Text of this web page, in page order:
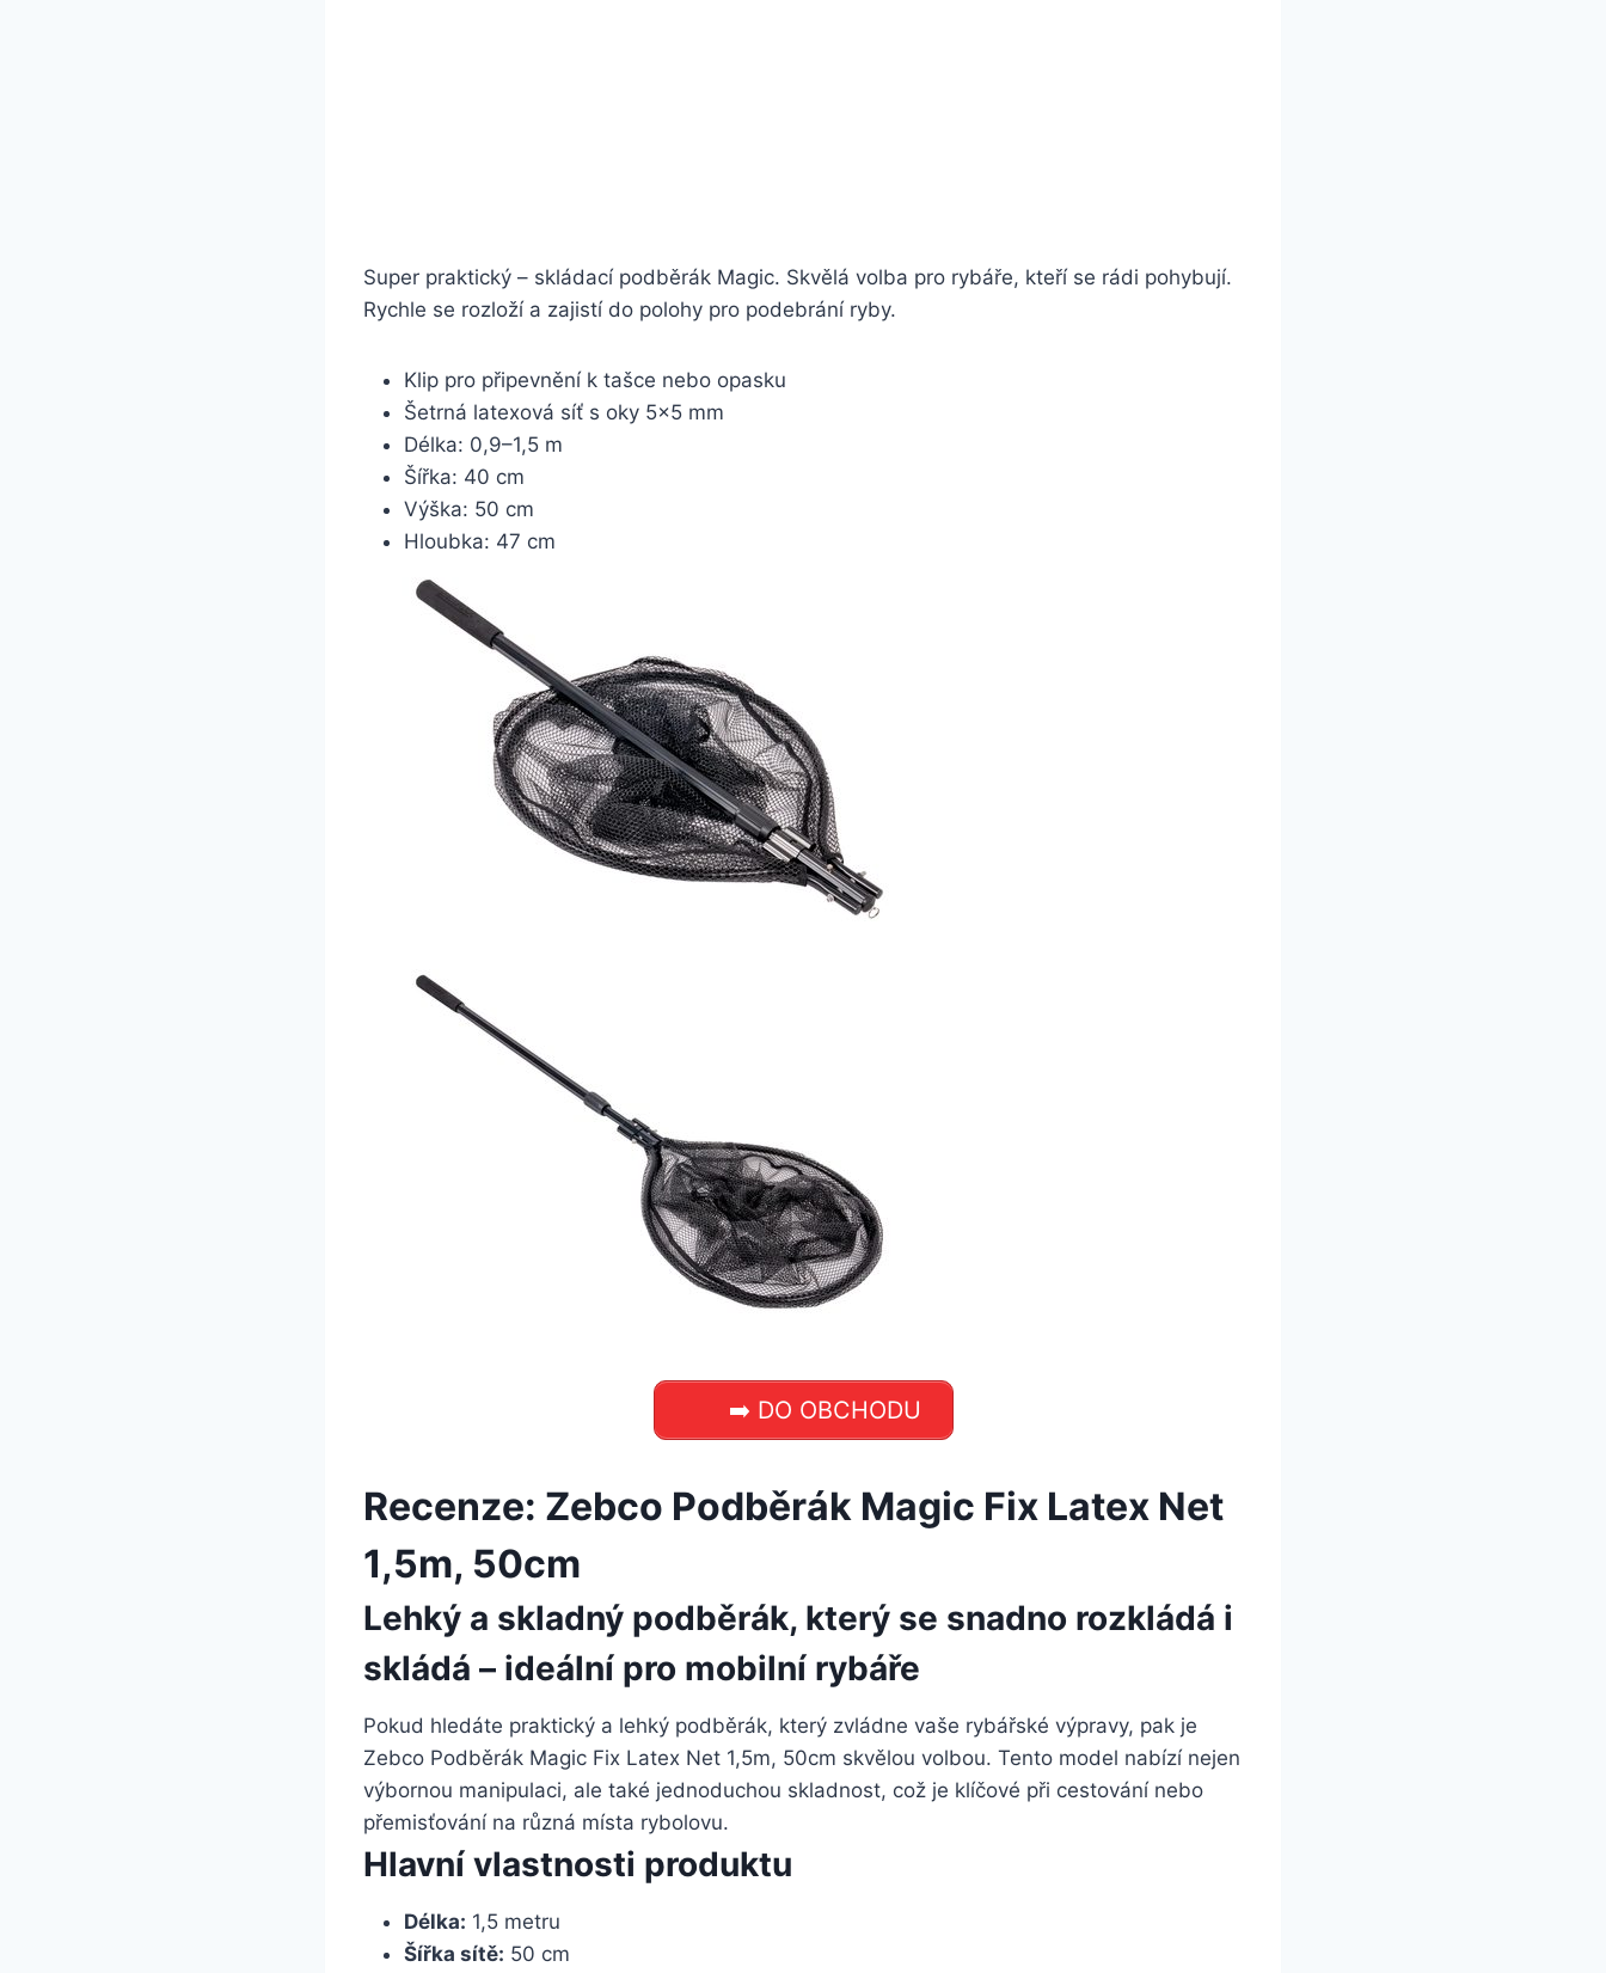
Super praktický – skládací podběrák Magic. Skvělá volba pro rybáře, kteří se rádi pohybují.
Rychle se rozloží a zajistí do polohy pro podebrání ryby.
Klip pro připevnění k tašce nebo opasku
Šetrná latexová síť s oky 5×5 mm
Délka: 0,9–1,5 m
Šířka: 40 cm
Výška: 50 cm
Hloubka: 47 cm
➡️ DO OBCHODU
Recenze: Zebco Podběrák Magic Fix Latex Net
1,5m, 50cm
Lehký a skladný podběrák, který se snadno rozkládá i
skládá – ideální pro mobilní rybáře
Pokud hledáte praktický a lehký podběrák, který zvládne vaše rybářské výpravy, pak je
Zebco Podběrák Magic Fix Latex Net 1,5m, 50cm skvělou volbou. Tento model nabízí nejen
výbornou manipulaci, ale také jednoduchou skladnost, což je klíčové při cestování nebo
přemisťování na různá místa rybolovu.
Hlavní vlastnosti produktu
Délka: 1,5 metru
Šířka sítě: 50 cm